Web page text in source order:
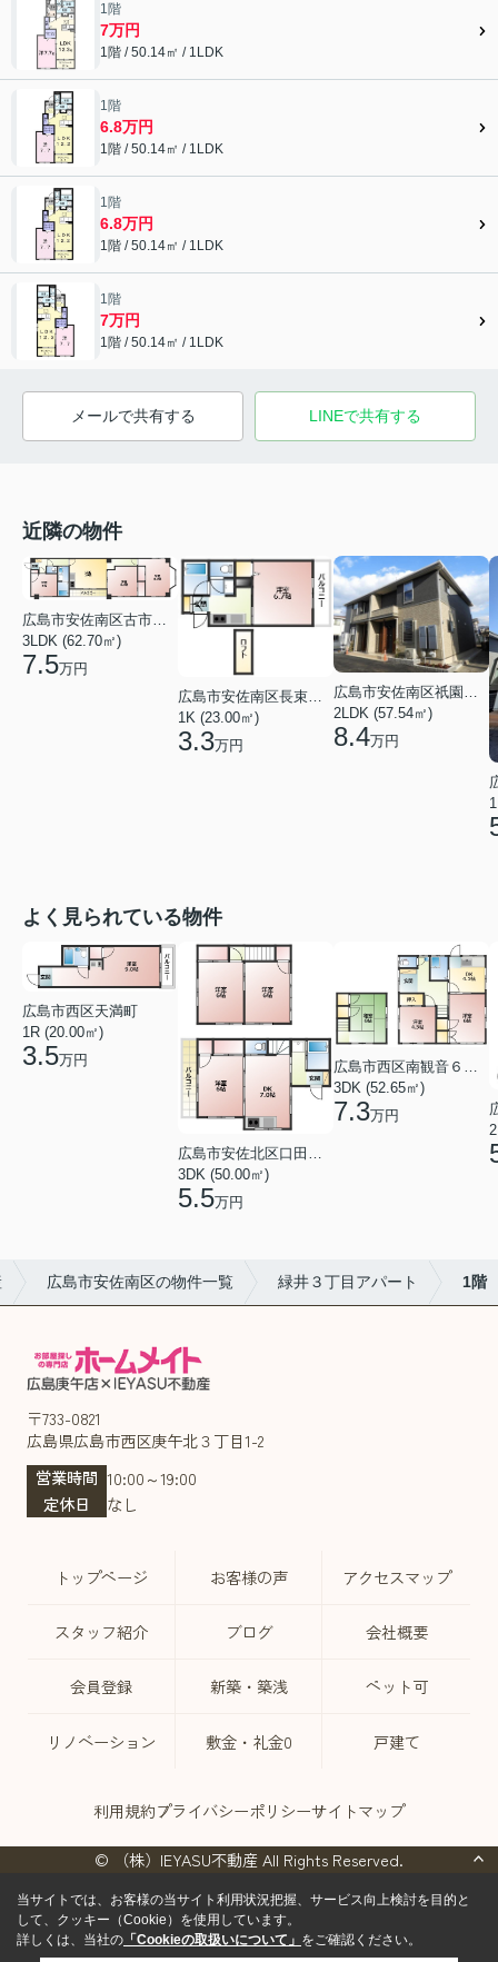
1階
7万円
1階 / 50.14㎡ / 1LDK
1階
6.8万円
1階 / 50.14㎡ / 1LDK
1階
6.8万円
1階 / 50.14㎡ / 1LDK
1階
7万円
1階 / 50.14㎡ / 1LDK
メールで共有する LINEで共有する
近隣の物件
3LDK (62.70㎡)
7.5万円
1K (23.00㎡)
3.3万円
2LDK (57.54㎡)
8.4万円
よく見られている物件
広島市西区天満町
1R (20.00㎡)
3.5万円
3DK (50.00㎡)
5.5万円
3DK (52.65㎡)
7.3万円
広島市安佐南区の物件一覧 緑井３丁目アパート 1階
〒733-0821
広島県広島市西区庚午北３丁目1-2
営業時間 10:00～19:00
定休日
なし
トップページ お客様の声 アクセスマップ
スタッフ紹介 ブログ 会社概要
会員登録 新築・築浅 ペット可
リノベーション 敷金・礼金0 戸建て
利用規約プライバシーポリシーサイトマップ
© （株）IEYASU不動産 All Rights Reserved.
当サイトでは、お客様の当サイト利用状況把握、サービス向上検討を目的と
して、クッキー（Cookie）を使用しています。
詳しくは、当社の 「Cookieの取扱いについて」 をご確認ください。